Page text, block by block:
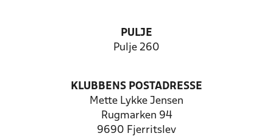
PULJE
Pulje 260
KLUBBENS POSTADRESSE
Mette Lykke Jensen
Rugmarken 94
9690 Fjerritslev